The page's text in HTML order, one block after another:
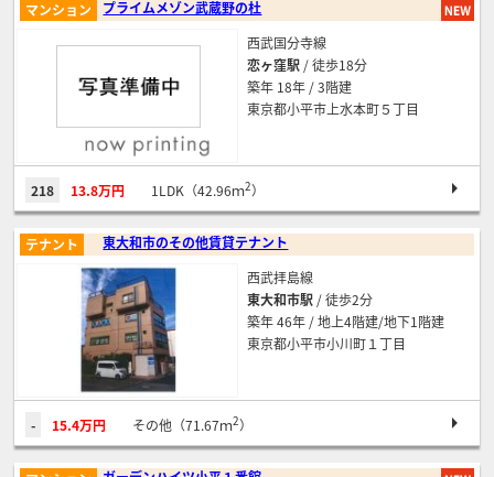
プライムメゾン武蔵野の杜
マンション
西武国分寺線
恋ヶ窪駅 / 徒歩18分
築年 18年 / 3階建
東京都小平市上水本町５丁目
218 13.8万円 1LDK（42.96ｍ2）
東大和市のその他賃貸テナント
テナント
西武拝島線
東大和市駅 / 徒歩2分
築年 46年 / 地上4階建/地下1階建
東京都小平市小川町１丁目
- 15.4万円 その他（71.67ｍ2）